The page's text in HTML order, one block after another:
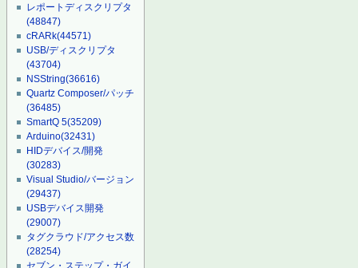
レポートディスクリプタ
(48847)
cRARk(44571)
USB/ディスクリプタ
(43704)
NSString(36616)
Quartz Composer/パッチ
(36485)
SmartQ 5(35209)
Arduino(32431)
HIDデバイス/開発
(30283)
Visual Studio/バージョン
(29437)
USBデバイス開発
(29007)
タグクラウド/アクセス数
(28254)
セブン・ステップ・ガイ